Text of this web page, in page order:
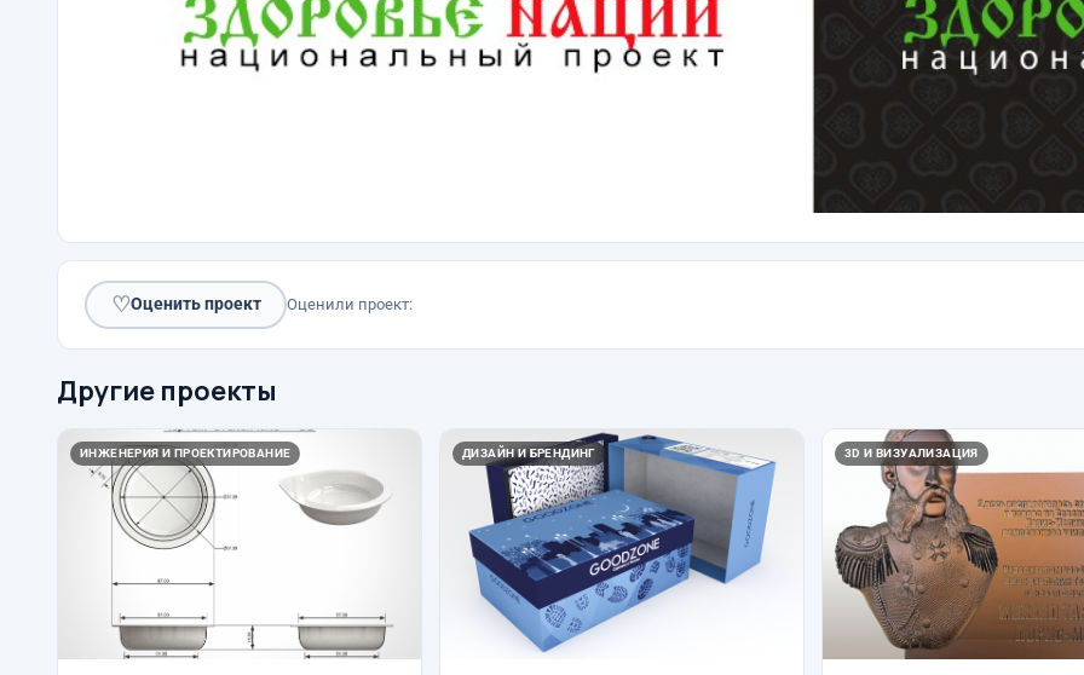
♡Оценить проект Оценили проект:
Другие проекты
ИНЖЕНЕРИЯ И ПРОЕКТИРОВАНИЕ ДИЗАЙН И БРЕНДИНГ 3D И ВИЗУАЛИЗАЦИЯ